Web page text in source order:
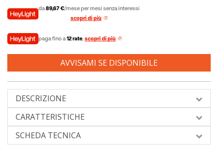
da89,67 €/mese per mesi senza interessi
scopri di più
paga fino a12 rate, scopri di più
AVVISAMI SE DISPONIBILE
DESCRIZIONE
CARATTERISTICHE
SCHEDA TECNICA